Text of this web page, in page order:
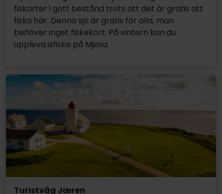
fiskarter i gott bestånd trots att det är gratis att
fiska här. Denna sjö är gratis för alla, man
behöver inget fiskekort. På vintern kan du
uppleva isfiske på Mjøsa.
Turistväg Jæren